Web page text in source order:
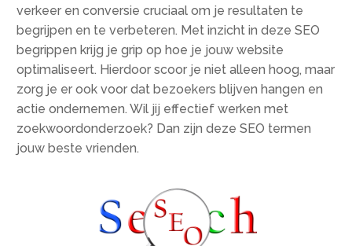
verkeer en conversie cruciaal om je resultaten te
begrijpen en te verbeteren. Met inzicht in deze SEO
begrippen krijg je grip op hoe je jouw website
optimaliseert. Hierdoor scoor je niet alleen hoog, maar
zorg je er ook voor dat bezoekers blijven hangen en
actie ondernemen. Wil jij effectief werken met
zoekwoordonderzoek? Dan zijn deze SEO termen
jouw beste vrienden.